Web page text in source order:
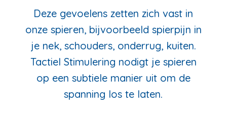
Deze gevoelens zetten zich vast in
onze spieren, bijvoorbeeld spierpijn in
je nek, schouders, onderrug, kuiten.
Tactiel Stimulering nodigt je spieren
op een subtiele manier uit om de
spanning los te laten.